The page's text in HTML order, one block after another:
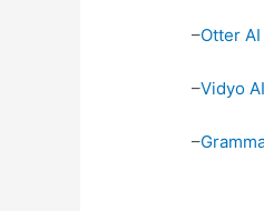
–Otter AI
–Vidyo AI
–